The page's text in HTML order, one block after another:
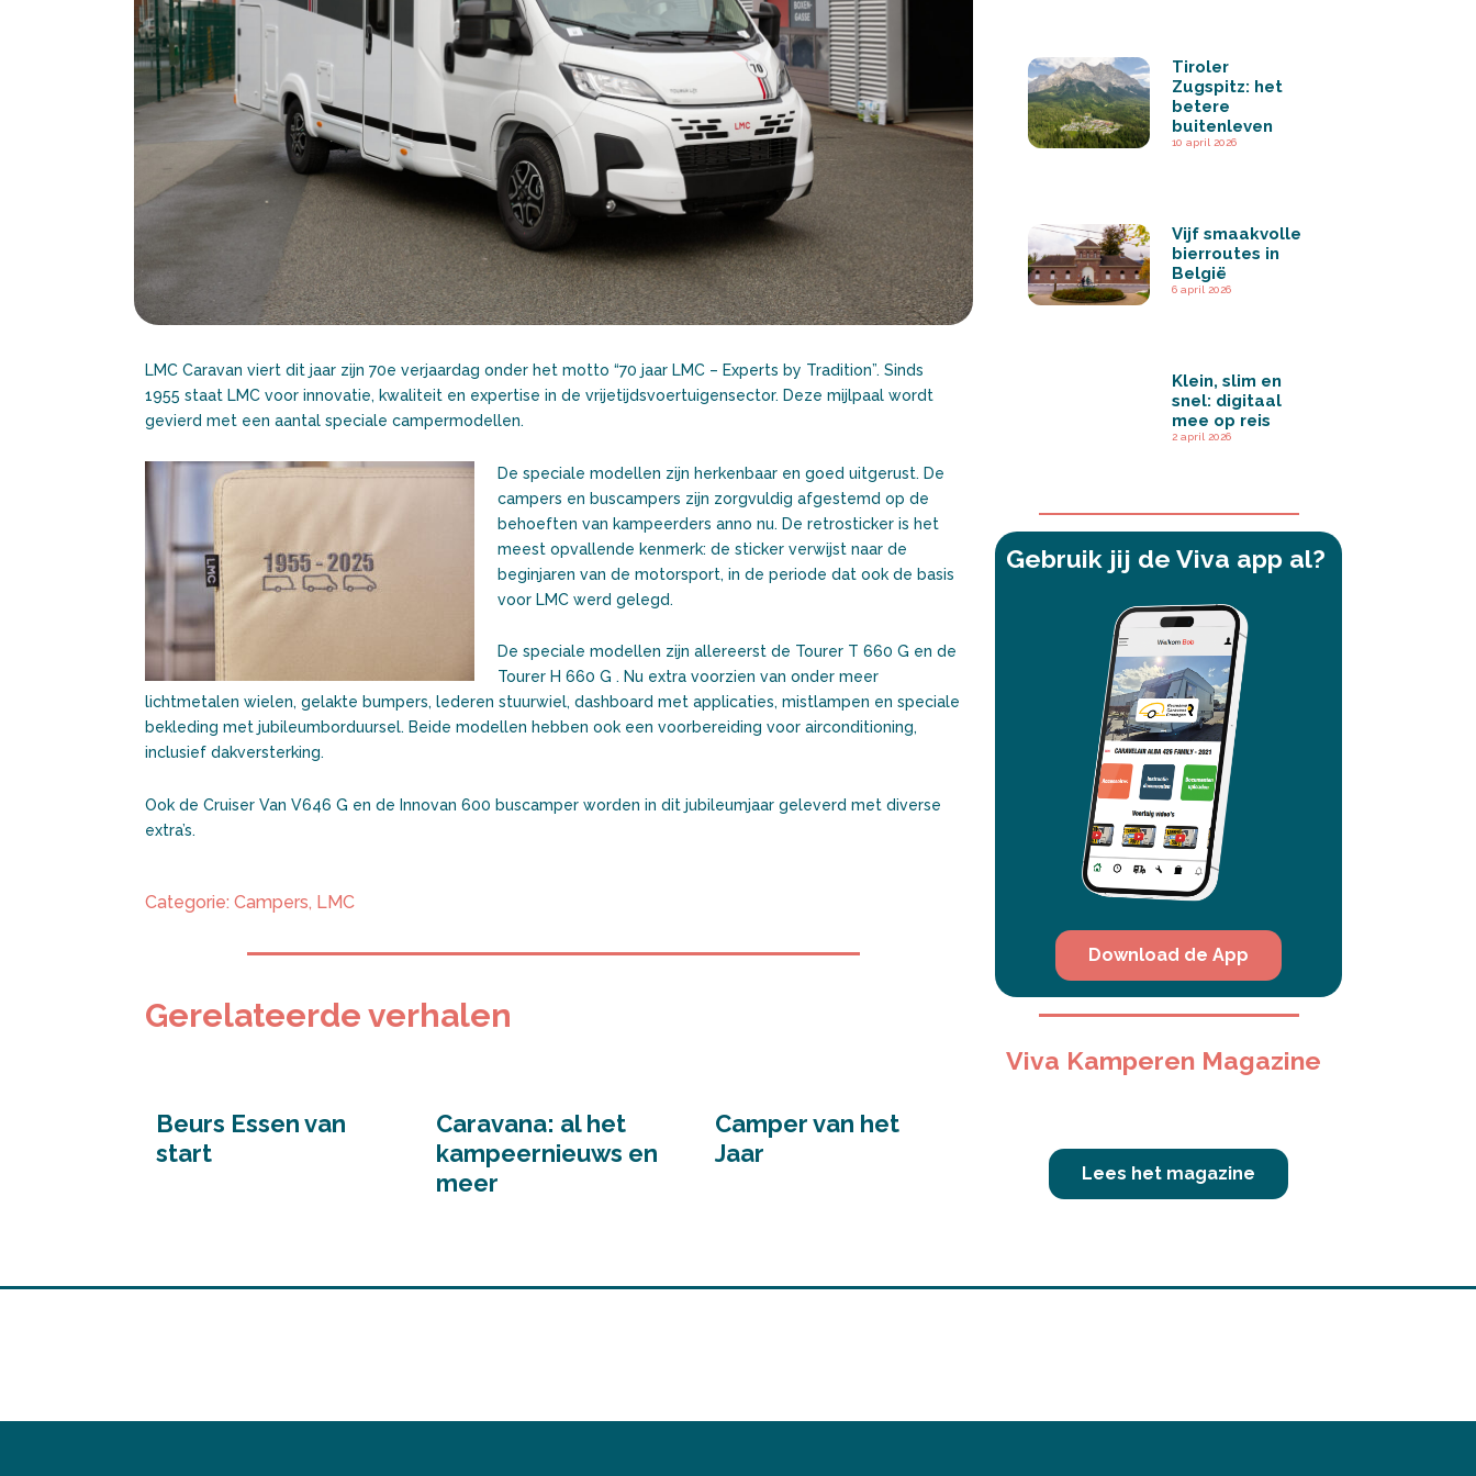
LMC Caravan viert dit jaar zijn 70e verjaardag onder het motto “70 jaar LMC – Experts by Tradition”. Sinds
1955 staat LMC voor innovatie, kwaliteit en expertise in de vrijetijdsvoertuigensector. Deze mijlpaal wordt
gevierd met een aantal speciale campermodellen.
De speciale modellen zijn herkenbaar en goed uitgerust. De
campers en buscampers zijn zorgvuldig afgestemd op de
behoeften van kampeerders anno nu. De retrosticker is het
meest opvallende kenmerk: de sticker verwijst naar de
beginjaren van de motorsport, in de periode dat ook de basis
voor LMC werd gelegd.
De speciale modellen zijn allereerst de Tourer T 660 G en de
Tourer H 660 G . Nu extra voorzien van onder meer
lichtmetalen wielen, gelakte bumpers, lederen stuurwiel, dashboard met applicaties, mistlampen en speciale
bekleding met jubileumborduursel. Beide modellen hebben ook een voorbereiding voor airconditioning,
inclusief dakversterking.
Ook de Cruiser Van V646 G en de Innovan 600 buscamper worden in dit jubileumjaar geleverd met diverse
extra’s.
Categorie: Campers, LMC
Gerelateerde verhalen
Beurs Essen van
start
Caravana: al het
kampeernieuws en
meer
Camper van het
Jaar
Tiroler
Zugspitz: het
betere
buitenleven
10 april 2026
Vijf smaakvolle
bierroutes in
België
6 april 2026
Klein, slim en
snel: digitaal
mee op reis
2 april 2026
Gebruik jij de Viva app al?
Download de App
Viva Kamperen Magazine
Lees het magazine